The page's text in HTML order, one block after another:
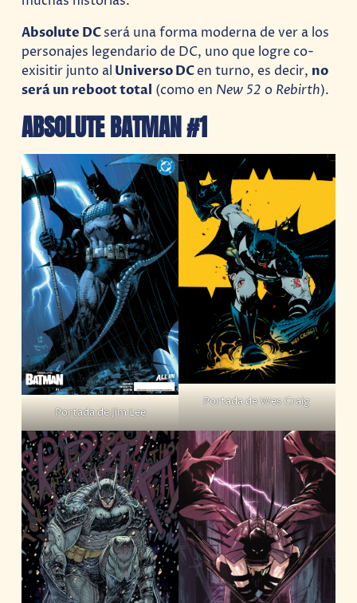
Absolute DCserá una forma moderna de ver a los
personajes legendario de DC, uno que logre co-
exisitir junto al Universo DCen turno, es decir, no
será un reboot total (como en New 52o Rebirth).
ABSOLUTE BATMAN #1
Portada de Jim Lee
Portada de Wes Craig